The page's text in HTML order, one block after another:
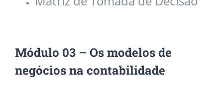
Módulo 03 – Os modelos de
negócios na contabilidade